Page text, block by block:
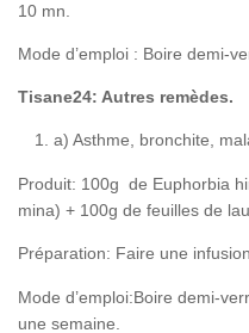
10 mn.
Mode d’emploi : Boire demi-
Tisane24: Autres remèdes.
a) Asthme, bronchite,
Produit: 100g de Euphorbia
mina) + 100g de feuilles de
Préparation: Faire une
Mode d’emploi:Boire demi-
une semaine.